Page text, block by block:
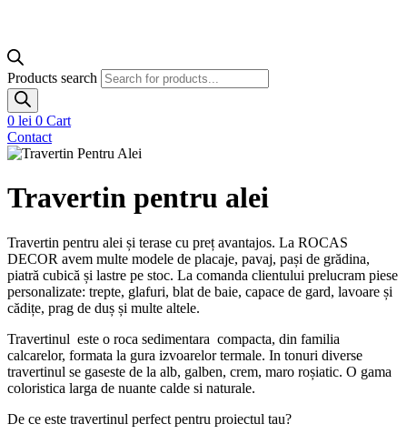
Products search
0 lei 0 Cart
Contact
Travertin pentru alei
Travertin pentru alei și terase cu preț avantajos. La ROCAS
DECOR avem multe modele de placaje, pavaj, pași de grădina,
piatră cubică și lastre pe stoc. La comanda clientului prelucram piese
personalizate: trepte, glafuri, blat de baie, capace de gard, lavoare și
cădițe, prag de duș și multe altele.
Travertinul este o roca sedimentara compacta, din familia
calcarelor, formata la gura izvoarelor termale. In tonuri diverse
travertinul se gaseste de la alb, galben, crem, maro roșiatic. O gama
coloristica larga de nuante calde si naturale.
De ce este travertinul perfect pentru proiectul tau?